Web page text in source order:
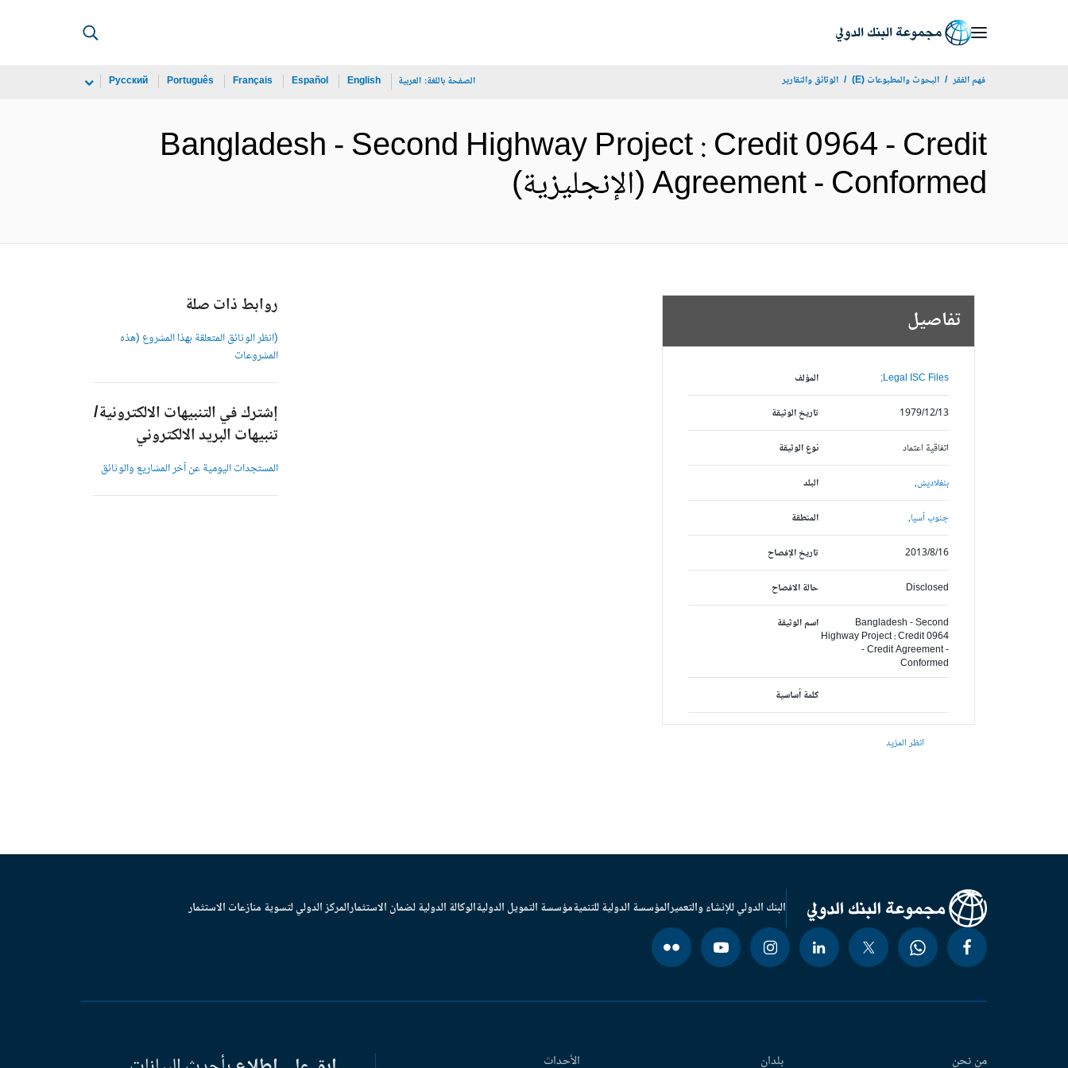
فهم الفقر البحوث والمطبوعات (E) الوثائق والتقارير الصفحة باللغة: العربية English
Español
Français
Português
Русский
Bangladesh - Second Highway Project : Credit 0964 - Credit
Agreement - Conformed (الإنجليزية)
تفاصيل
المؤلف Legal ISC Files;
تاريخ الوثيقة 1979/12/13
نوع الوثيقة اتفاقية اعتماد
البلد بنغلاديش,
المنطقة جنوب آسيا,
تاريخ الإفصاح 2013/8/16
حالة الافصاح Disclosed
اسم الوثيقة
Bangladesh - Second
Highway Project : Credit 0964
- Credit Agreement -
Conformed
كلمة أساسية
انظر المزيد
روابط ذات صلة
(انظر الوثائق المتعلقة بهذا المشروع (هذه
المشروعات
إشترك في التنبيهات الالكترونية/
تنبيهات البريد الالكتروني
المستجدات اليومية عن آخر المشاريع والوثائق
البنك الدولي للإنشاء والتعميرالمؤسسة الدولية للتنميةمؤسسة التمويل الدوليةالوكالة الدولية لضمان الاستثمارالمركز الدولي لتسوية منازعات الاستثمار
من نحن بلدان الأحداث